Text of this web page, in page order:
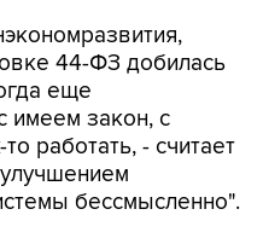
44-ФЗ добилась
еще
имеем закон, с
работать, - считает
бессмысленно".